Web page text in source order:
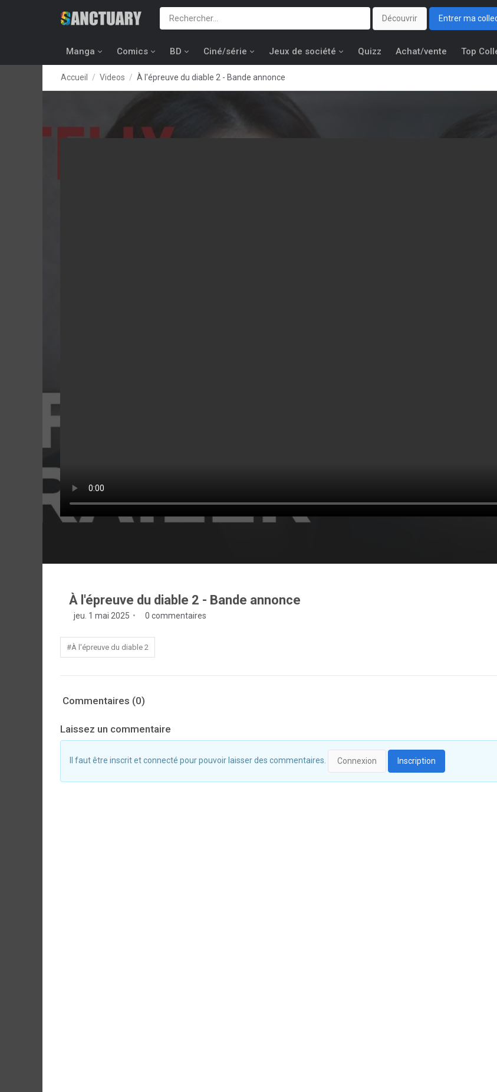
Découvrir Entrer ma
Manga Comics BD Ciné/série Jeux de société Quizz Achat/vente Top
Accueil Videos À l'épreuve du diable 2 - Bande annonce
À l'épreuve du diable 2 - Bande annonce
jeu. 1 mai 2025 0 commentaires
#À l'épreuve du diable 2
Commentaires (0)
Laissez un commentaire
Il faut être inscrit et connecté pour pouvoir laisser des commentaires. Connexion Inscription